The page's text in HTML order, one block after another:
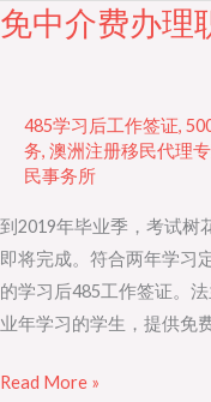
免中介费办理
485学习后工作签证,
务, 澳洲注册移民代理
民事务所
到2019年毕业季，考试树
即将完成。符合两年学习
的学习后485工作签证。
业年学习的学生，提供免
免
签
Read More »